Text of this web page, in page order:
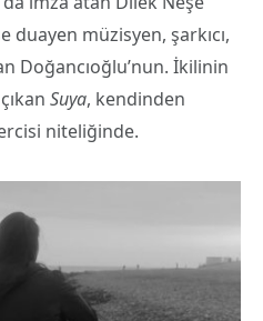
duayen müzisyen, şarkıcı,
Doğancıoğlu’nun. İkilinin
Suya, kendinden
niteliğinde.